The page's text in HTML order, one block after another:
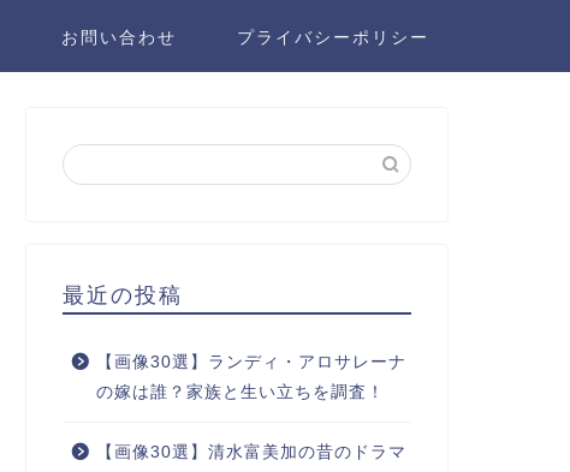
お問い合わせ プライバシーポリシー
最近の投稿
【画像30選】ランディ・アロサレーナ
の嫁は誰？家族と生い立ちを調査！
【画像30選】清水富美加の昔のドラマ